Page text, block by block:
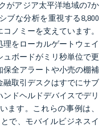
がアジア太平洋地域の7か
ブな分析を重視する8,800
ノミーを支えています。
をローカルゲートウェイ
ボードがミリ秒単位で更
全アラートや小売の棚補
取引デスクはすでにサブ
ドヘルドデバイスでデリ
ます。これらの事例は、
で、モバイルビジネスイ